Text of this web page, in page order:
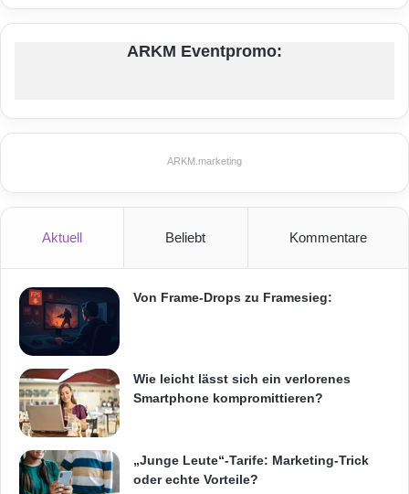
ARKM Eventpromo:
ARKM.marketing
Aktuell Beliebt Kommentare
Von Frame-Drops zu Framesieg:
Wie leicht lässt sich ein verlorenes
Smartphone kompromittieren?
„Junge Leute“-Tarife: Marketing-Trick
oder echte Vorteile?